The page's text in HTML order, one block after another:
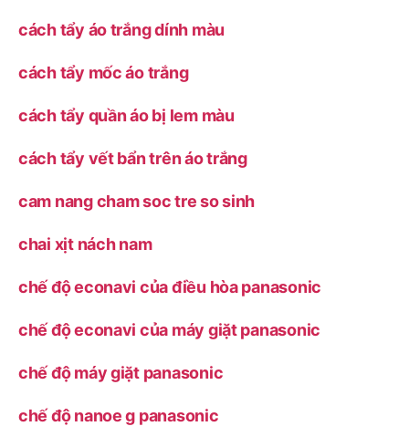
cách tẩy áo trắng dính màu
cách tẩy mốc áo trắng
cách tẩy quần áo bị lem màu
cách tẩy vết bẩn trên áo trắng
cam nang cham soc tre so sinh
chai xịt nách nam
chế độ econavi của điều hòa panasonic
chế độ econavi của máy giặt panasonic
chế độ máy giặt panasonic
chế độ nanoe g panasonic